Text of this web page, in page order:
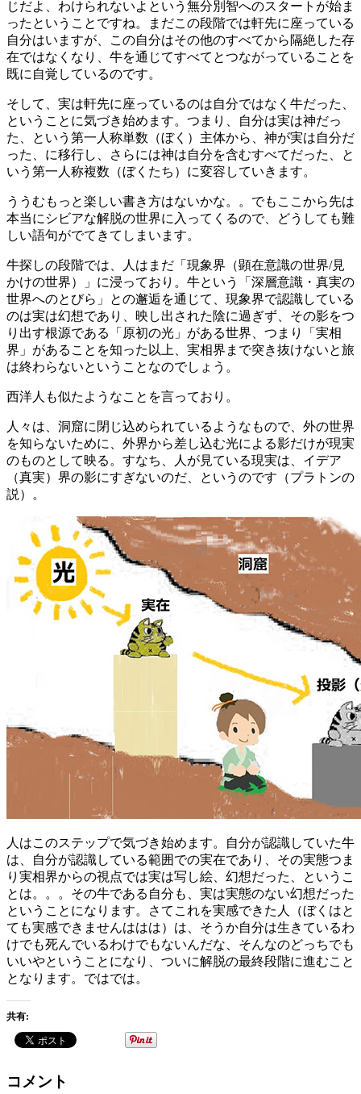
じだよ、わけられないよという無分別智へのスタートが始ま
ったということですね。まだこの段階では軒先に座っている
自分はいますが、この自分はその他のすべてから隔絶した存
在ではなくなり、牛を通じてすべてとつながっていることを
既に自覚しているのです。
そして、実は軒先に座っているのは自分ではなく牛だった、
ということに気づき始めます。つまり、自分は実は神だっ
た、という第一人称単数（ぼく）主体から、神が実は自分だ
った、に移行し、さらには神は自分を含むすべてだった、と
いう第一人称複数（ぼくたち）に変容していきます。
ううむもっと楽しい書き方はないかな。。でもここから先は
本当にシビアな解脱の世界に入ってくるので、どうしても難
しい語句がでてきてしまいます。
牛探しの段階では、人はまだ「現象界（顕在意識の世界/見
かけの世界）」に浸っており。牛という「深層意識・真実の
世界へのとびら」との邂逅を通じて、現象界で認識している
のは実は幻想であり、映し出された陰に過ぎず、その影をつ
り出す根源である「原初の光」がある世界、つまり「実相
界」があることを知った以上、実相界まで突き抜けないと旅
は終わらないということなのでしょう。
西洋人も似たようなことを言っており。
人々は、洞窟に閉じ込められているようなもので、外の世界
を知らないために、外界から差し込む光による影だけが現実
のものとして映る。すなち、人が見ている現実は、イデア
（真実）界の影にすぎないのだ、というのです（プラトンの
説）。
人はこのステップで気づき始めます。自分が認識していた牛
は、自分が認識している範囲での実在であり、その実態つま
り実相界からの視点では実は写し絵、幻想だった、というこ
とは。。。その牛である自分も、実は実態のない幻想だった
ということになります。さてこれを実感できた人（ぼくはと
ても実感できませんははは）は、そうか自分は生きているわ
けでも死んでいるわけでもないんだな、そんなのどっちでも
いいやということになり、ついに解脱の最終段階に進むこと
となります。ではでは。
共有:
コメント